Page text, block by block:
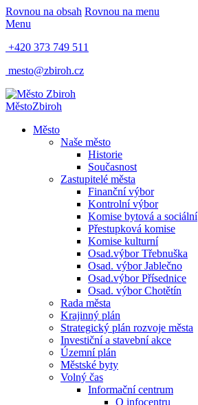
Rovnou na obsah Rovnou na menu
Menu
+420 373 749 511
mesto@zbiroh.cz
MěstoZbiroh
Město
Naše město
Historie
Současnost
Zastupitelé města
Finanční výbor
Kontrolní výbor
Komise bytová a sociální
Přestupková komise
Komise kulturní
Osad.výbor Třebnuška
Osad. výbor Jablečno
Osad.výbor Přísednice
Osad. výbor Chotětín
Rada města
Krajinný plán
Strategický plán rozvoje města
Investiční a stavební akce
Územní plán
Městské byty
Volný čas
Informační centrum
O infocentru